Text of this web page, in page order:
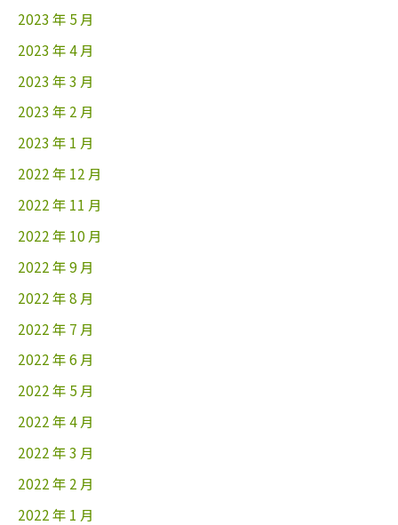
2023 年 5 月
2023 年 4 月
2023 年 3 月
2023 年 2 月
2023 年 1 月
2022 年 12 月
2022 年 11 月
2022 年 10 月
2022 年 9 月
2022 年 8 月
2022 年 7 月
2022 年 6 月
2022 年 5 月
2022 年 4 月
2022 年 3 月
2022 年 2 月
2022 年 1 月